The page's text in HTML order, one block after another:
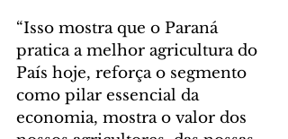
“Isso mostra que o Paraná
pratica a melhor agricultura do
País hoje, reforça o segmento
como pilar essencial da
economia, mostra o valor dos